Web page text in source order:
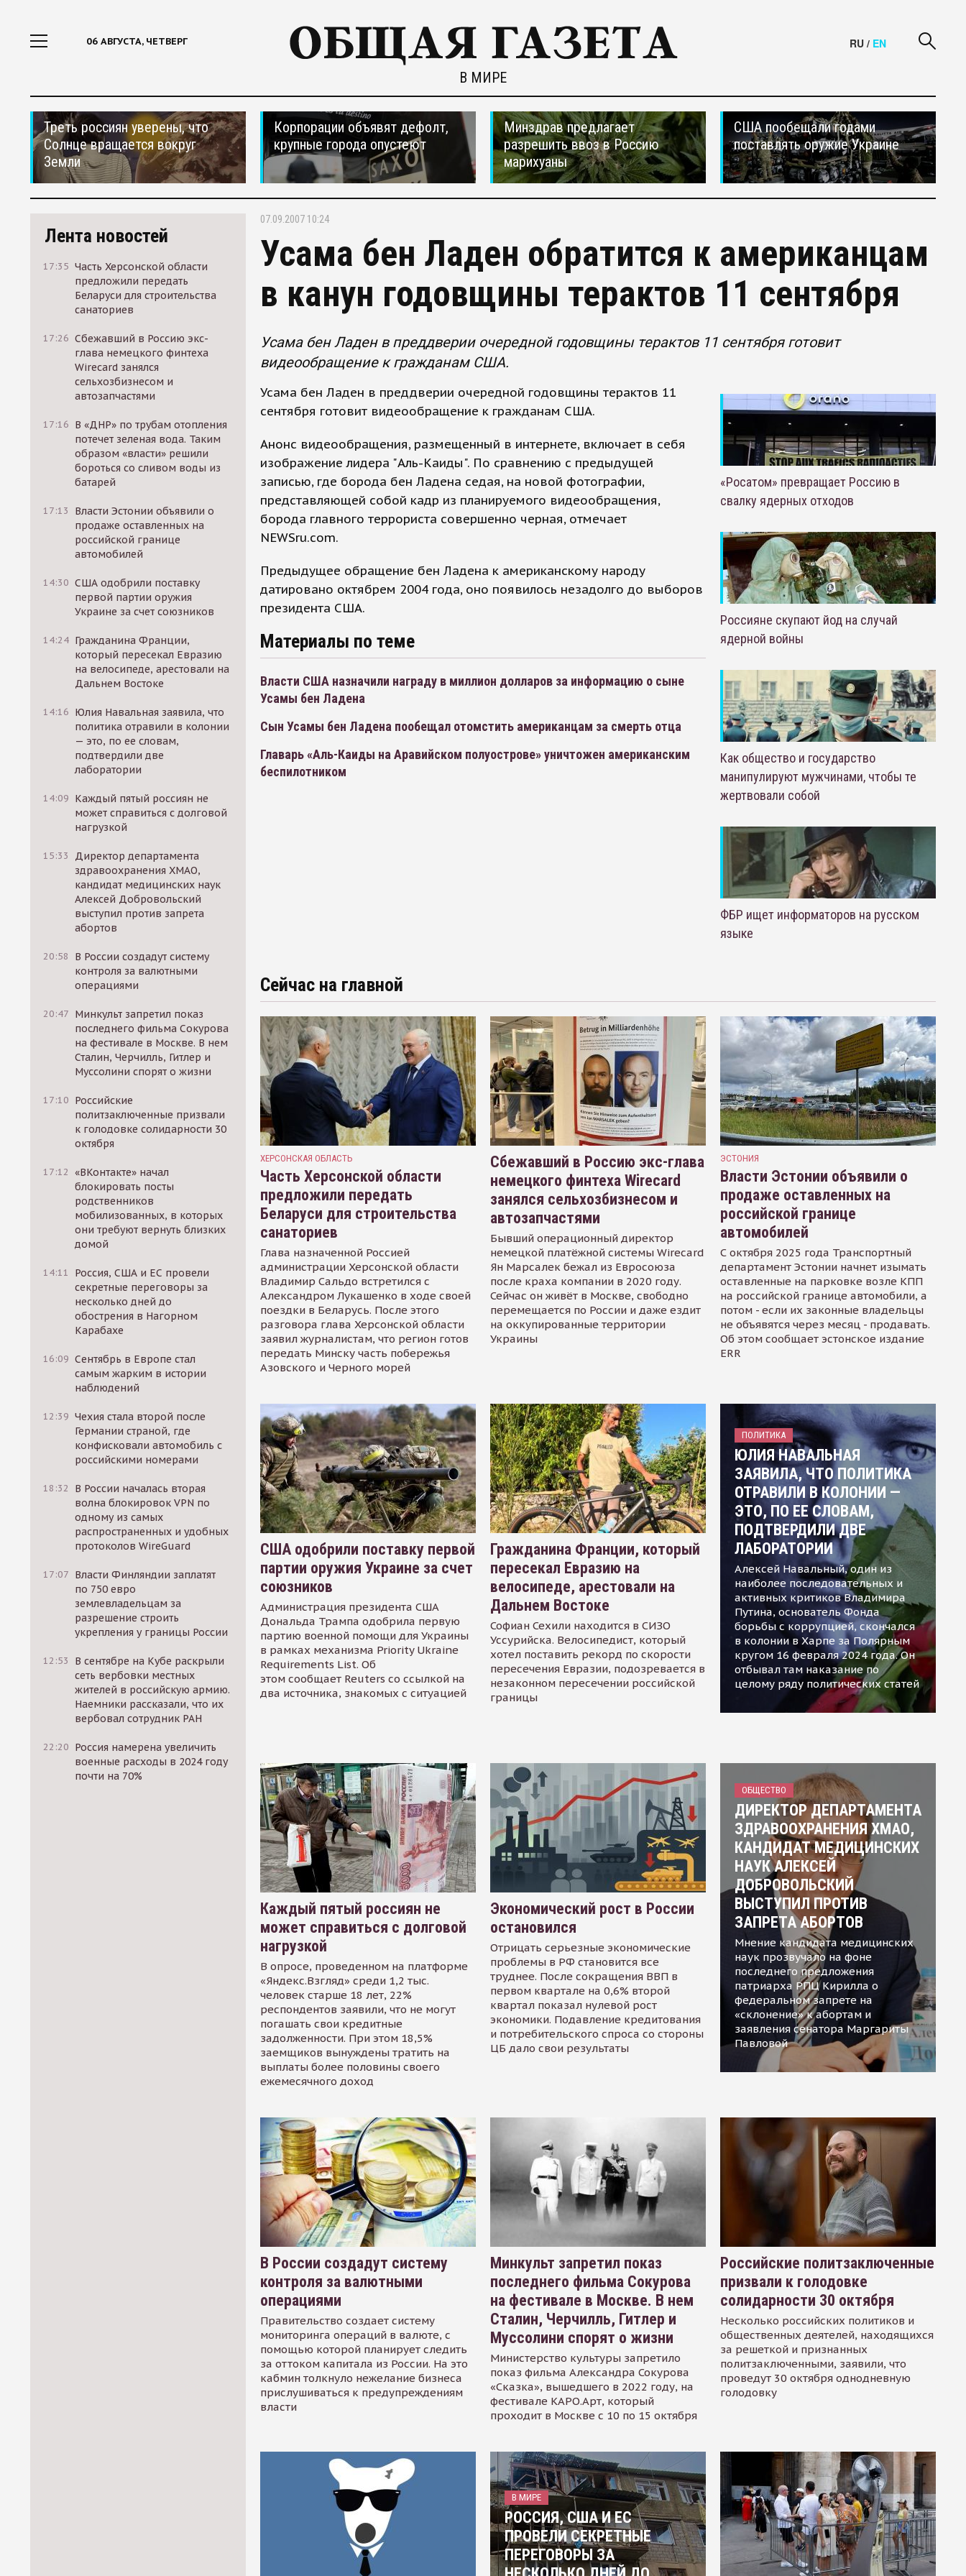
06 АВГУСТА, ЧЕТВЕРГ
В МИРЕ
RU / EN
Треть россиян уверены, что
Солнце вращается вокруг
Земли
Корпорации объявят дефолт,
крупные города опустеют
Минздрав предлагает
разрешить ввоз в Россию
марихуаны
США пообещали годами
поставлять оружие Украине
Лента новостей
17:35 Часть Херсонской области
предложили передать
Беларуси для строительства
санаториев
17:26 Сбежавший в Россию экс-
глава немецкого финтеха
Wirecard занялся
сельхозбизнесом и
автозапчастями
17:16 В «ДНР» по трубам отопления
потечет зеленая вода. Таким
образом «власти» решили
бороться со сливом воды из
батарей
17:13
Власти Эстонии объявили о
продаже оставленных на
российской границе
автомобилей
14:30 США одобрили поставку
первой партии оружия
Украине за счет союзников
14:24 Гражданина Франции,
который пересекал Евразию
на велосипеде, арестовали на
Дальнем Востоке
14:16 Юлия Навальная заявила, что
политика отравили в колонии
— это, по ее словам,
подтвердили две
лаборатории
14:09 Каждый пятый россиян не
может справиться с долговой
нагрузкой
15:33
Директор департамента
здравоохранения ХМАО,
кандидат медицинских наук
Алексей Добровольский
выступил против запрета
абортов
20:58
В России создадут систему
контроля за валютными
операциями
20:47 Минкульт запретил показ
последнего фильма Сокурова
на фестивале в Москве. В нем
Сталин, Черчилль, Гитлер и
Муссолини спорят о жизни
17:10 Российские
политзаключенные призвали
к голодовке солидарности 30
октября
17:12 «ВКонтакте» начал
блокировать посты
родственников
мобилизованных, в которых
они требуют вернуть близких
домой
14:11
Россия, США и ЕС провели
секретные переговоры за
несколько дней до
обострения в Нагорном
Карабахе
16:09 Сентябрь в Европе стал
самым жарким в истории
наблюдений
12:39 Чехия стала второй после
Германии страной, где
конфисковали автомобиль с
российскими номерами
18:32
В России началась вторая
волна блокировок VPN по
одному из самых
распространенных и удобных
протоколов WireGuard
17:07 Власти Финляндии заплатят
по 750 евро
землевладельцам за
разрешение строить
укрепления у границы России
12:53
В сентябре на Кубе раскрыли
сеть вербовки местных
жителей в российскую армию.
Наемники рассказали, что их
вербовал сотрудник РАН
22:20 Россия намерена увеличить
военные расходы в 2024 году
почти на 70%
07.09.2007 10:24
Усама бен Ладен обратится к американцам
в канун годовщины терактов 11 сентября
Усама бен Ладен в преддверии очередной годовщины терактов 11 сентября готовит
видеообращение к гражданам США.
Усама бен Ладен в преддверии очередной годовщины терактов 11
сентября готовит видеообращение к гражданам США.
Анонс видеообращения, размещенный в интернете, включает в себя
изображение лидера "Аль-Каиды". По сравнению с предыдущей
записью, где борода бен Ладена седая, на новой фотографии,
представляющей собой кадр из планируемого видеообращения,
борода главного террориста совершенно черная, отмечает
NEWSru.com.
Предыдущее обращение бен Ладена к американскому народу
датировано октябрем 2004 года, оно появилось незадолго до выборов
президента США.
Материалы по теме
Власти США назначили награду в миллион долларов за информацию о сыне
Усамы бен Ладена
Сын Усамы бен Ладена пообещал отомстить американцам за смерть отца
Главарь «Аль-Каиды на Аравийском полуострове» уничтожен американским
беспилотником
«Росатом» превращает Россию в
свалку ядерных отходов
Россияне скупают йод на случай
ядерной войны
Как общество и государство
манипулируют мужчинами, чтобы те
жертвовали собой
ФБР ищет информаторов на русском
языке
Сейчас на главной
ХЕРСОНСКАЯ ОБЛАСТЬ
Часть Херсонской области
предложили передать
Беларуси для строительства
санаториев
Глава назначенной Россией
администрации Херсонской области
Владимир Сальдо встретился с
Александром Лукашенко в ходе своей
поездки в Беларусь. После этого
разговора глава Херсонской области
заявил журналистам, что регион готов
передать Минску часть побережья
Азовского и Черного морей
Сбежавший в Россию экс-глава
немецкого финтеха Wirecard
занялся сельхозбизнесом и
автозапчастями
Бывший операционный директор
немецкой платёжной системы Wirecard
Ян Марсалек бежал из Евросоюза
после краха компании в 2020 году.
Сейчас он живёт в Москве, свободно
перемещается по России и даже ездит
на оккупированные территории
Украины
ЭСТОНИЯ
Власти Эстонии объявили о
продаже оставленных на
российской границе
автомобилей
С октября 2025 года Транспортный
департамент Эстонии начнет изымать
оставленные на парковке возле КПП
на российской границе автомобили, а
потом - если их законные владельцы
не объявятся через месяц - продавать.
Об этом сообщает эстонское издание
ERR
США одобрили поставку первой
партии оружия Украине за счет
союзников
Администрация президента США
Дональда Трампа одобрила первую
партию военной помощи для Украины
в рамках механизма Priority Ukraine
Requirements List. Об
этом сообщает Reuters со ссылкой на
два источника, знакомых с ситуацией
Гражданина Франции, который
пересекал Евразию на
велосипеде, арестовали на
Дальнем Востоке
Софиан Сехили находится в СИЗО
Уссурийска. Велосипедист, который
хотел поставить рекорд по скорости
пересечения Евразии, подозревается в
незаконном пересечении российской
границы
ПОЛИТИКА
ЮЛИЯ НАВАЛЬНАЯ
ЗАЯВИЛА, ЧТО ПОЛИТИКА
ОТРАВИЛИ В КОЛОНИИ —
ЭТО, ПО ЕЕ СЛОВАМ,
ПОДТВЕРДИЛИ ДВЕ
ЛАБОРАТОРИИ
Алексей Навальный, один из
наиболее последовательных и
активных критиков Владимира
Путина, основатель Фонда
борьбы с коррупцией, скончался
в колонии в Харпе за Полярным
кругом 16 февраля 2024 года. Он
отбывал там наказание по
целому ряду политических статей
Каждый пятый россиян не
может справиться с долговой
нагрузкой
В опросе, проведенном на платформе
«Яндекс.Взгляд» среди 1,2 тыс.
человек старше 18 лет, 22%
респондентов заявили, что не могут
погашать свои кредитные
задолженности. При этом 18,5%
заемщиков вынуждены тратить на
выплаты более половины своего
ежемесячного доход
Экономический рост в России
остановился
Отрицать серьезные экономические
проблемы в РФ становится все
труднее. После сокращения ВВП в
первом квартале на 0,6% второй
квартал показал нулевой рост
экономики. Подавление кредитования
и потребительского спроса со стороны
ЦБ дало свои результаты
ОБЩЕСТВО
ДИРЕКТОР ДЕПАРТАМЕНТА
ЗДРАВООХРАНЕНИЯ ХМАО,
КАНДИДАТ МЕДИЦИНСКИХ
НАУК АЛЕКСЕЙ
ДОБРОВОЛЬСКИЙ
ВЫСТУПИЛ ПРОТИВ
ЗАПРЕТА АБОРТОВ
Мнение кандидата медицинских
наук прозвучало на фоне
последнего предложения
патриарха РПЦ Кирилла о
федеральном запрете на
«склонение» к абортам и
заявления сенатора Маргариты
Павловой
В России создадут систему
контроля за валютными
операциями
Правительство создает систему
мониторинга операций в валюте, с
помощью которой планирует следить
за оттоком капитала из России. На это
кабмин толкнуло нежелание бизнеса
прислушиваться к предупреждениям
власти
Минкульт запретил показ
последнего фильма Сокурова
на фестивале в Москве. В нем
Сталин, Черчилль, Гитлер и
Муссолини спорят о жизни
Министерство культуры запретило
показ фильма Александра Сокурова
«Сказка», вышедшего в 2022 году, на
фестивале КАРО.Арт, который
проходит в Москве с 10 по 15 октября
Российские политзаключенные
призвали к голодовке
солидарности 30 октября
Несколько российских политиков и
общественных деятелей, находящихся
за решеткой и признанных
политзаключенными, заявили, что
проведут 30 октября однодневную
голодовку
В МИРЕ
РОССИЯ, США И ЕС
ПРОВЕЛИ СЕКРЕТНЫЕ
ПЕРЕГОВОРЫ ЗА